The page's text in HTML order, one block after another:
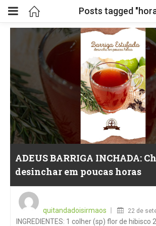
Posts tagged
ADEUS BARRIGA INCHADA:
desinchar em poucas horas
quitandadoisirmaos
22 de
INGREDIENTES: 1 colher (sp) flor de hibisco